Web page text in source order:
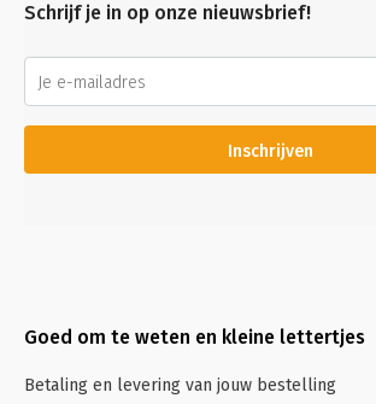
Schrijf je in op onze nieuwsbrief!
Inschrijven
Goed om te weten en kleine lettertjes
Betaling en levering van jouw bestelling